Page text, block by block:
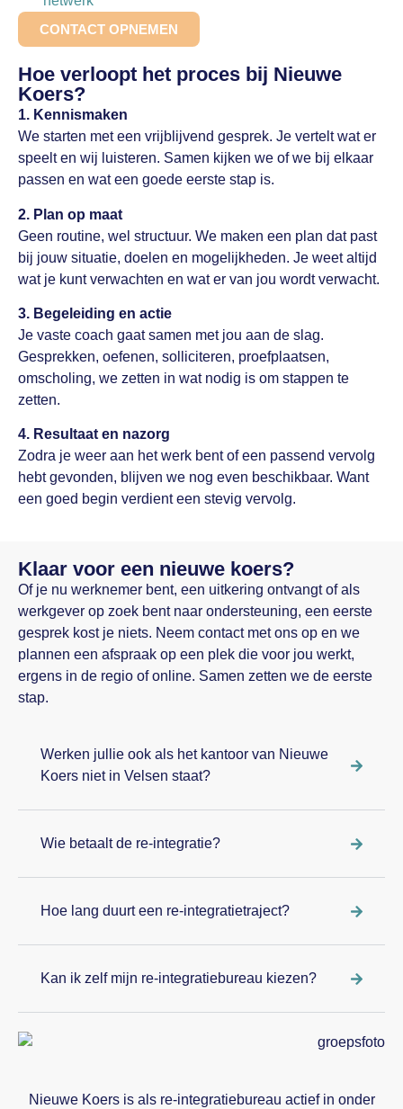
CONTACT OPNEMEN
Hoe verloopt het proces bij Nieuwe
Koers?
1. Kennismaken
We starten met een vrijblijvend gesprek. Je vertelt wat er
speelt en wij luisteren. Samen kijken we of we bij elkaar
passen en wat een goede eerste stap is.
2. Plan op maat
Geen routine, wel structuur. We maken een plan dat past
bij jouw situatie, doelen en mogelijkheden. Je weet altijd
wat je kunt verwachten en wat er van jou wordt verwacht.
3. Begeleiding en actie
Je vaste coach gaat samen met jou aan de slag.
Gesprekken, oefenen, solliciteren, proefplaatsen,
omscholing, we zetten in wat nodig is om stappen te
zetten.
4. Resultaat en nazorg
Zodra je weer aan het werk bent of een passend vervolg
hebt gevonden, blijven we nog even beschikbaar. Want
een goed begin verdient een stevig vervolg.
Klaar voor een nieuwe koers?
Of je nu werknemer bent, een uitkering ontvangt of als
werkgever op zoek bent naar ondersteuning, een eerste
gesprek kost je niets. Neem contact met ons op en we
plannen een afspraak op een plek die voor jou werkt,
ergens in de regio of online. Samen zetten we de eerste
stap.
Werken jullie ook als het kantoor van Nieuwe
Koers niet in Velsen staat?
Wie betaalt de re-integratie?
Hoe lang duurt een re-integratietraject?
Kan ik zelf mijn re-integratiebureau kiezen?
Nieuwe Koers is als re-integratiebureau actief in onder